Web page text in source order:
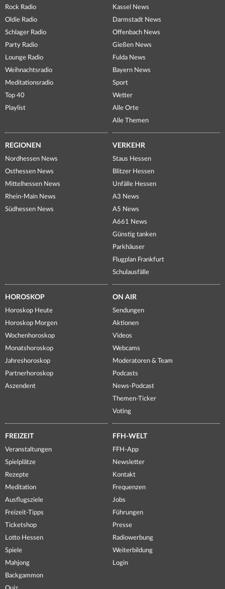
Rock Radio
Oldie Radio
Schlager Radio
Party Radio
Lounge Radio
Weihnachtsradio
Meditationsradio
Top 40
Playlist
Kassel News
Darmstadt News
Offenbach News
Gießen News
Fulda News
Bayern News
Sport
Wetter
Alle Orte
Alle Themen
REGIONEN
Nordhessen News
Osthessen News
Mittelhessen News
Rhein-Main News
Südhessen News
VERKEHR
Staus Hessen
Blitzer Hessen
Unfälle Hessen
A3 News
A5 News
A661 News
Günstig tanken
Parkhäuser
Flugplan Frankfurt
Schulausfälle
HOROSKOP
Horoskop Heute
Horoskop Morgen
Wochenhoroskop
Monatshoroskop
Jahreshoroskop
Partnerhoroskop
Aszendent
ON AIR
Sendungen
Aktionen
Videos
Webcams
Moderatoren & Team
Podcasts
News-Podcast
Themen-Ticker
Voting
FREIZEIT
Veranstaltungen
Spielplätze
Rezepte
Meditation
Ausflugsziele
Freizeit-Tipps
Ticketshop
Lotto Hessen
Spiele
Mahjong
Backgammon
FFH-WELT
FFH-App
Newsletter
Kontakt
Frequenzen
Jobs
Führungen
Presse
Radiowerbung
Weiterbildung
Login